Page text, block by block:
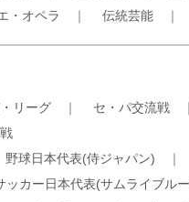
・オペラ ｜ 伝統芸能 ｜
リーグ ｜ セ・パ交流戦
野球日本代表(侍ジャパン) ｜
ッカー日本代表(サムライブル